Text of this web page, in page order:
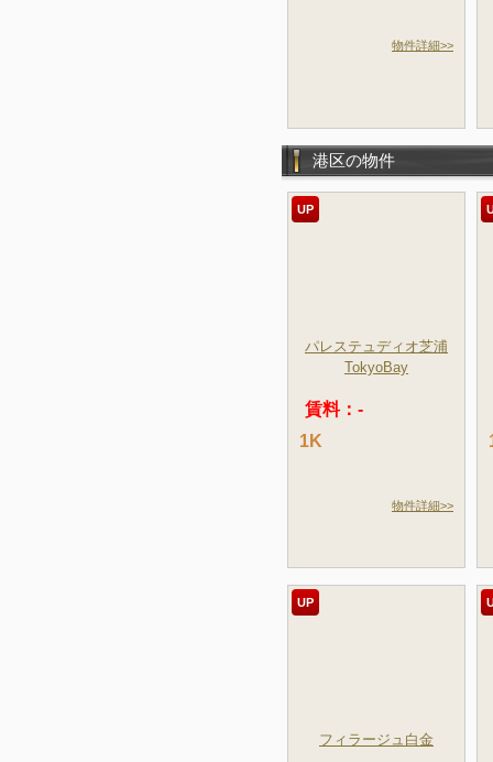
物件詳細>>
港区の物件
UP
パレステュディオ芝浦
TokyoBay
賃料：-
1K
物件詳細>>
UP
フィラージュ白金